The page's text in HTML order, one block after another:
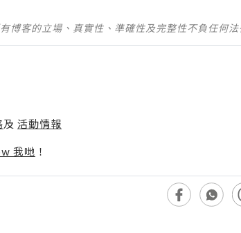
客的立場、真實性、準確性及完整性不負任何法
及 活動情報
我哋 ！